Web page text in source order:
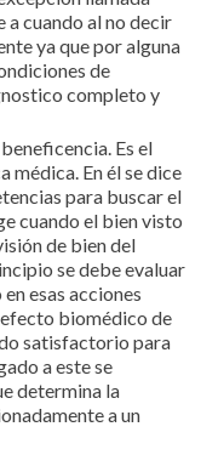
cuando al no decir
ya que por alguna
de
completo y
Es el
médica. En él se dice
para buscar el
cuando el bien visto
de bien del
se debe evaluar
esas acciones
biomédico de
satisfactorio para
a este se
determina la
a un